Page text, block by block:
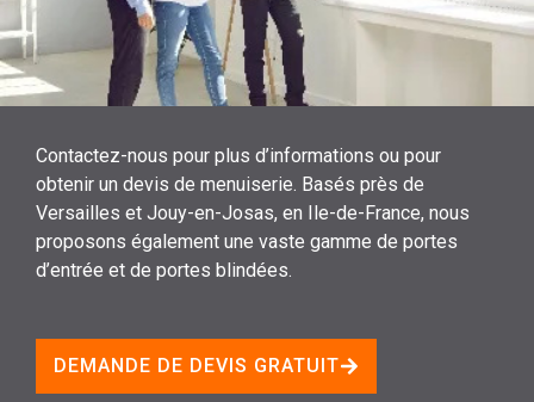
Contactez-nous pour plus d’informations ou pour
obtenir un devis de menuiserie. Basés près de
Versailles et Jouy-en-Josas, en Ile-de-France, nous
proposons également une vaste gamme de portes
d’entrée et de portes blindées.
DEMANDE DE DEVIS GRATUIT